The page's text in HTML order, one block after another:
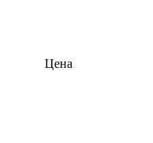
Цена